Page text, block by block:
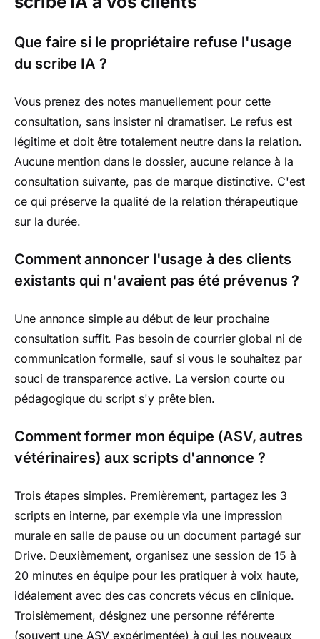
Que faire si le propriétaire refuse l'usage
du scribe IA ?
Vous prenez des notes manuellement pour cette
consultation, sans insister ni dramatiser. Le refus est
légitime et doit être totalement neutre dans la relation.
Aucune mention dans le dossier, aucune relance à la
consultation suivante, pas de marque distinctive. C'est
ce qui préserve la qualité de la relation thérapeutique
sur la durée.
Comment annoncer l'usage à des clients
existants qui n'avaient pas été prévenus ?
Une annonce simple au début de leur prochaine
consultation suffit. Pas besoin de courrier global ni de
communication formelle, sauf si vous le souhaitez par
souci de transparence active. La version courte ou
pédagogique du script s'y prête bien.
Comment former mon équipe (ASV, autres
vétérinaires) aux scripts d'annonce ?
Trois étapes simples. Premièrement, partagez les 3
scripts en interne, par exemple via une impression
murale en salle de pause ou un document partagé sur
Drive. Deuxièmement, organisez une session de 15 à
20 minutes en équipe pour les pratiquer à voix haute,
idéalement avec des cas concrets vécus en clinique.
Troisièmement, désignez une personne référente
(souvent une ASV expérimentée) à qui les nouveaux